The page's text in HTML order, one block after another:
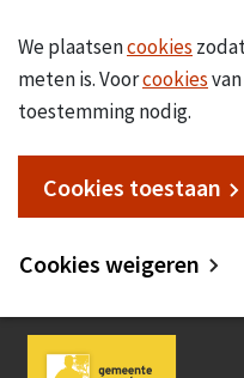
We plaatsencookies
meten is. Voorcookies
toestemming nodig.
Cookies toestaan
Cookies weigeren